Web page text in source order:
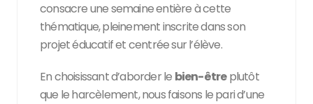
consacre une semaine entière à cette
thématique, pleinement inscrite dans son
projet éducatif et centrée sur l’élève.
En choisissant d’aborder le bien-êtreplutôt
que le harcèlement, nous faisons le pari d’une